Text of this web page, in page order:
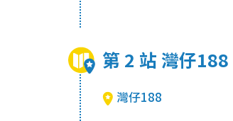
第 2 站 灣仔
灣仔188